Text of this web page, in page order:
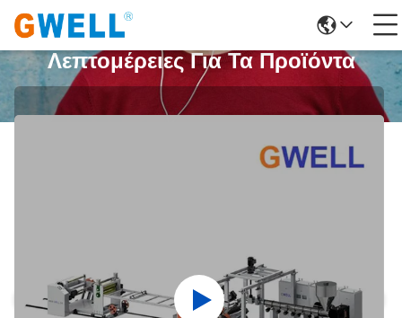
Λεπτομέρειες Για Τα Προϊόντα